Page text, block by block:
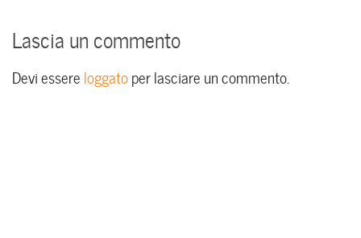
Lascia un commento
Devi essere loggatoper lasciare un commento.